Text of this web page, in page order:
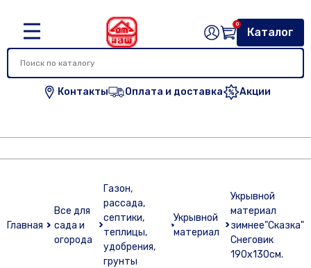
Контакты Оплата и доставка Акции
Каталог
0
Главная
Все для
сада и
огорода
Газон,
рассада,
септики,
теплицы,
удобрения,
грунты
Укрывной
материал
Укрывной
материал
зимнее"Сказка"
Снеговик
190х130см.